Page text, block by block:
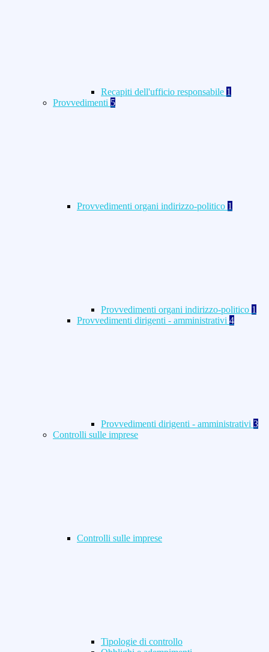
Recapiti dell'ufficio responsabile 1
Provvedimenti 5
Provvedimenti organi indirizzo-politico 1
Provvedimenti organi indirizzo-politico 1
Provvedimenti dirigenti - amministrativi 4
Provvedimenti dirigenti - amministrativi 3
Controlli sulle imprese
Controlli sulle imprese
Tipologie di controllo